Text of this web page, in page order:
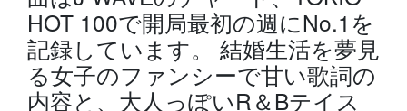
HOT 100で開局最初の週にNo.1を
記録しています。 結婚生活を夢見
る女子のファンシーで甘い歌詞の
内容と、大人っぽいR＆Bテイス